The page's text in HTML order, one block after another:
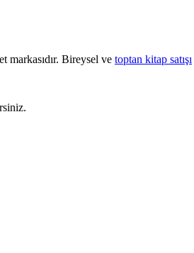
markasıdır. Bireysel ve toptan kitap satışı